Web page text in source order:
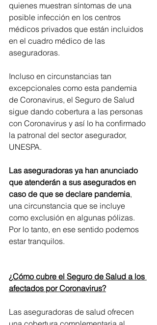
quienes muestran síntomas de una
posible infección en los centros
médicos privados que están incluidos
en el cuadro médico de las
aseguradoras.
Incluso en circunstancias tan
excepcionales como esta pandemia
de Coronavirus, el Seguro de Salud
sigue dando cobertura a las personas
con Coronavirus y así lo ha confirmado
la patronal del sector asegurador,
UNESPA.
Las aseguradoras ya han anunciado
que atenderán a sus asegurados en
caso de que se declare pandemia,
una circunstancia que se incluye
como exclusión en algunas pólizas.
Por lo tanto, en ese sentido podemos
estar tranquilos.
¿Cómo cubre el Seguro de Salud a los
afectados por Coronavirus?
Las aseguradoras de salud ofrecen